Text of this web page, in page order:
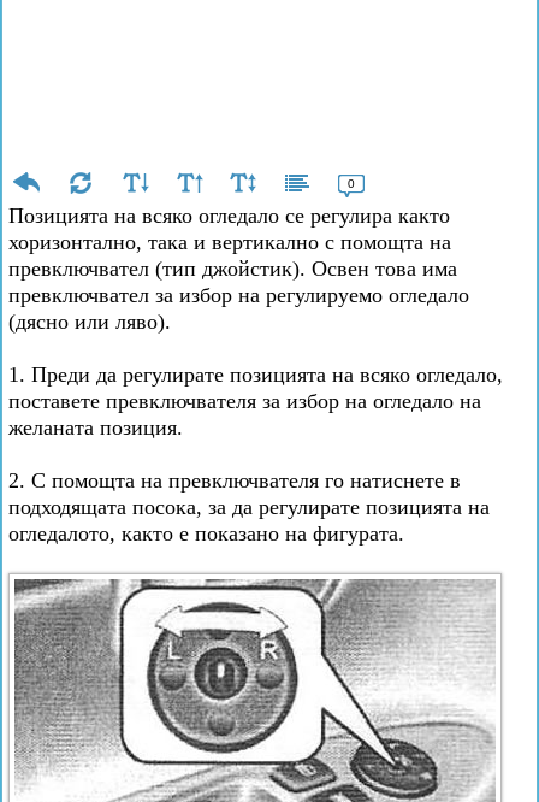
0
Позицията на всяко огледало се регулира както
хоризонтално, така и вертикално с помощта на
превключвател (тип джойстик). Освен това има
превключвател за избор на регулируемо огледало
(дясно или ляво).
1. Преди да регулирате позицията на всяко огледало,
поставете превключвателя за избор на огледало на
желаната позиция.
2. С помощта на превключвателя го натиснете в
подходящата посока, за да регулирате позицията на
огледалото, както е показано на фигурата.